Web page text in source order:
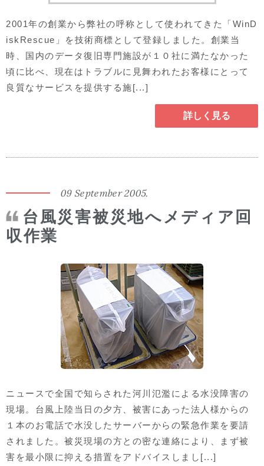
2001年の創業から弊社の呼称として使われてきた「WinD
iskRescue」を技術商標として登録しました。創業当
時、国内のデータ復旧専門施設が１０社に満たなかった
頃に比べ、現在はトラブルに見舞われたお客様にとって
良質なサービスを提供する施[...]
詳しく見る
09 September 2005.
台風災害被災地へメディア回
収作業
ニュースで全国で知らされた河川氾濫による水没障害の
現場。台風上陸当日の夕方、被害にあった法人様からの
１本のお電話で水没したサーバーからの緊急作業を要請
されました。被災現場の方との密な連絡により、まず被
害を最小限に抑える措置をアドバイスしまし[...]